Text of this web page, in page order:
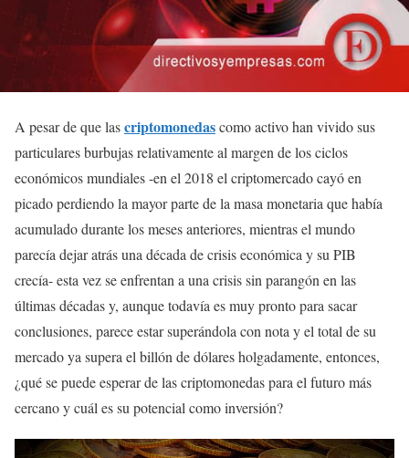
A pesar de que lascriptomonedascomo activo han vivido sus
particulares burbujas relativamente al margen de los ciclos
económicos mundiales -en el 2018 el criptomercado cayó en
picado perdiendo la mayor parte de la masa monetaria que había
acumulado durante los meses anteriores, mientras el mundo
parecía dejar atrás una década de crisis económica y su PIB
crecía- esta vez se enfrentan a una crisis sin parangón en las
últimas décadas y, aunque todavía es muy pronto para sacar
conclusiones, parece estar superándola con nota y el total de su
mercado ya supera el billón de dólares holgadamente, entonces,
¿qué se puede esperar de las criptomonedas para el futuro más
cercano y cuál es su potencial como inversión?